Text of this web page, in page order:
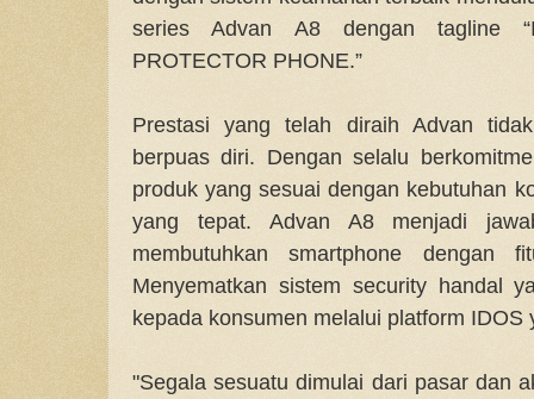
series Advan A8 dengan tagline
PROTECTOR PHONE.”
Prestasi yang telah diraih Advan
berpuas diri. Dengan selalu
produk yang sesuai dengan kebutuhan
yang tepat. Advan A8 menjadi
membutuhkan smartphone dengan
Menyematkan sistem security handal
kepada konsumen melalui platform IDOS
"Segala sesuatu dimulai dari pasar dan